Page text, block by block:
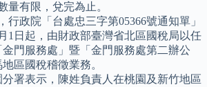
量有限，兌完為止。
行政院「台處忠三字第05366號通知單」
1日起，由財政部臺灣省北區國稅局以任
門服務處」暨「金門服務處第二辦公
區國稅稽徵業務。
署表示，陳姓負責人在桃園及新竹地區